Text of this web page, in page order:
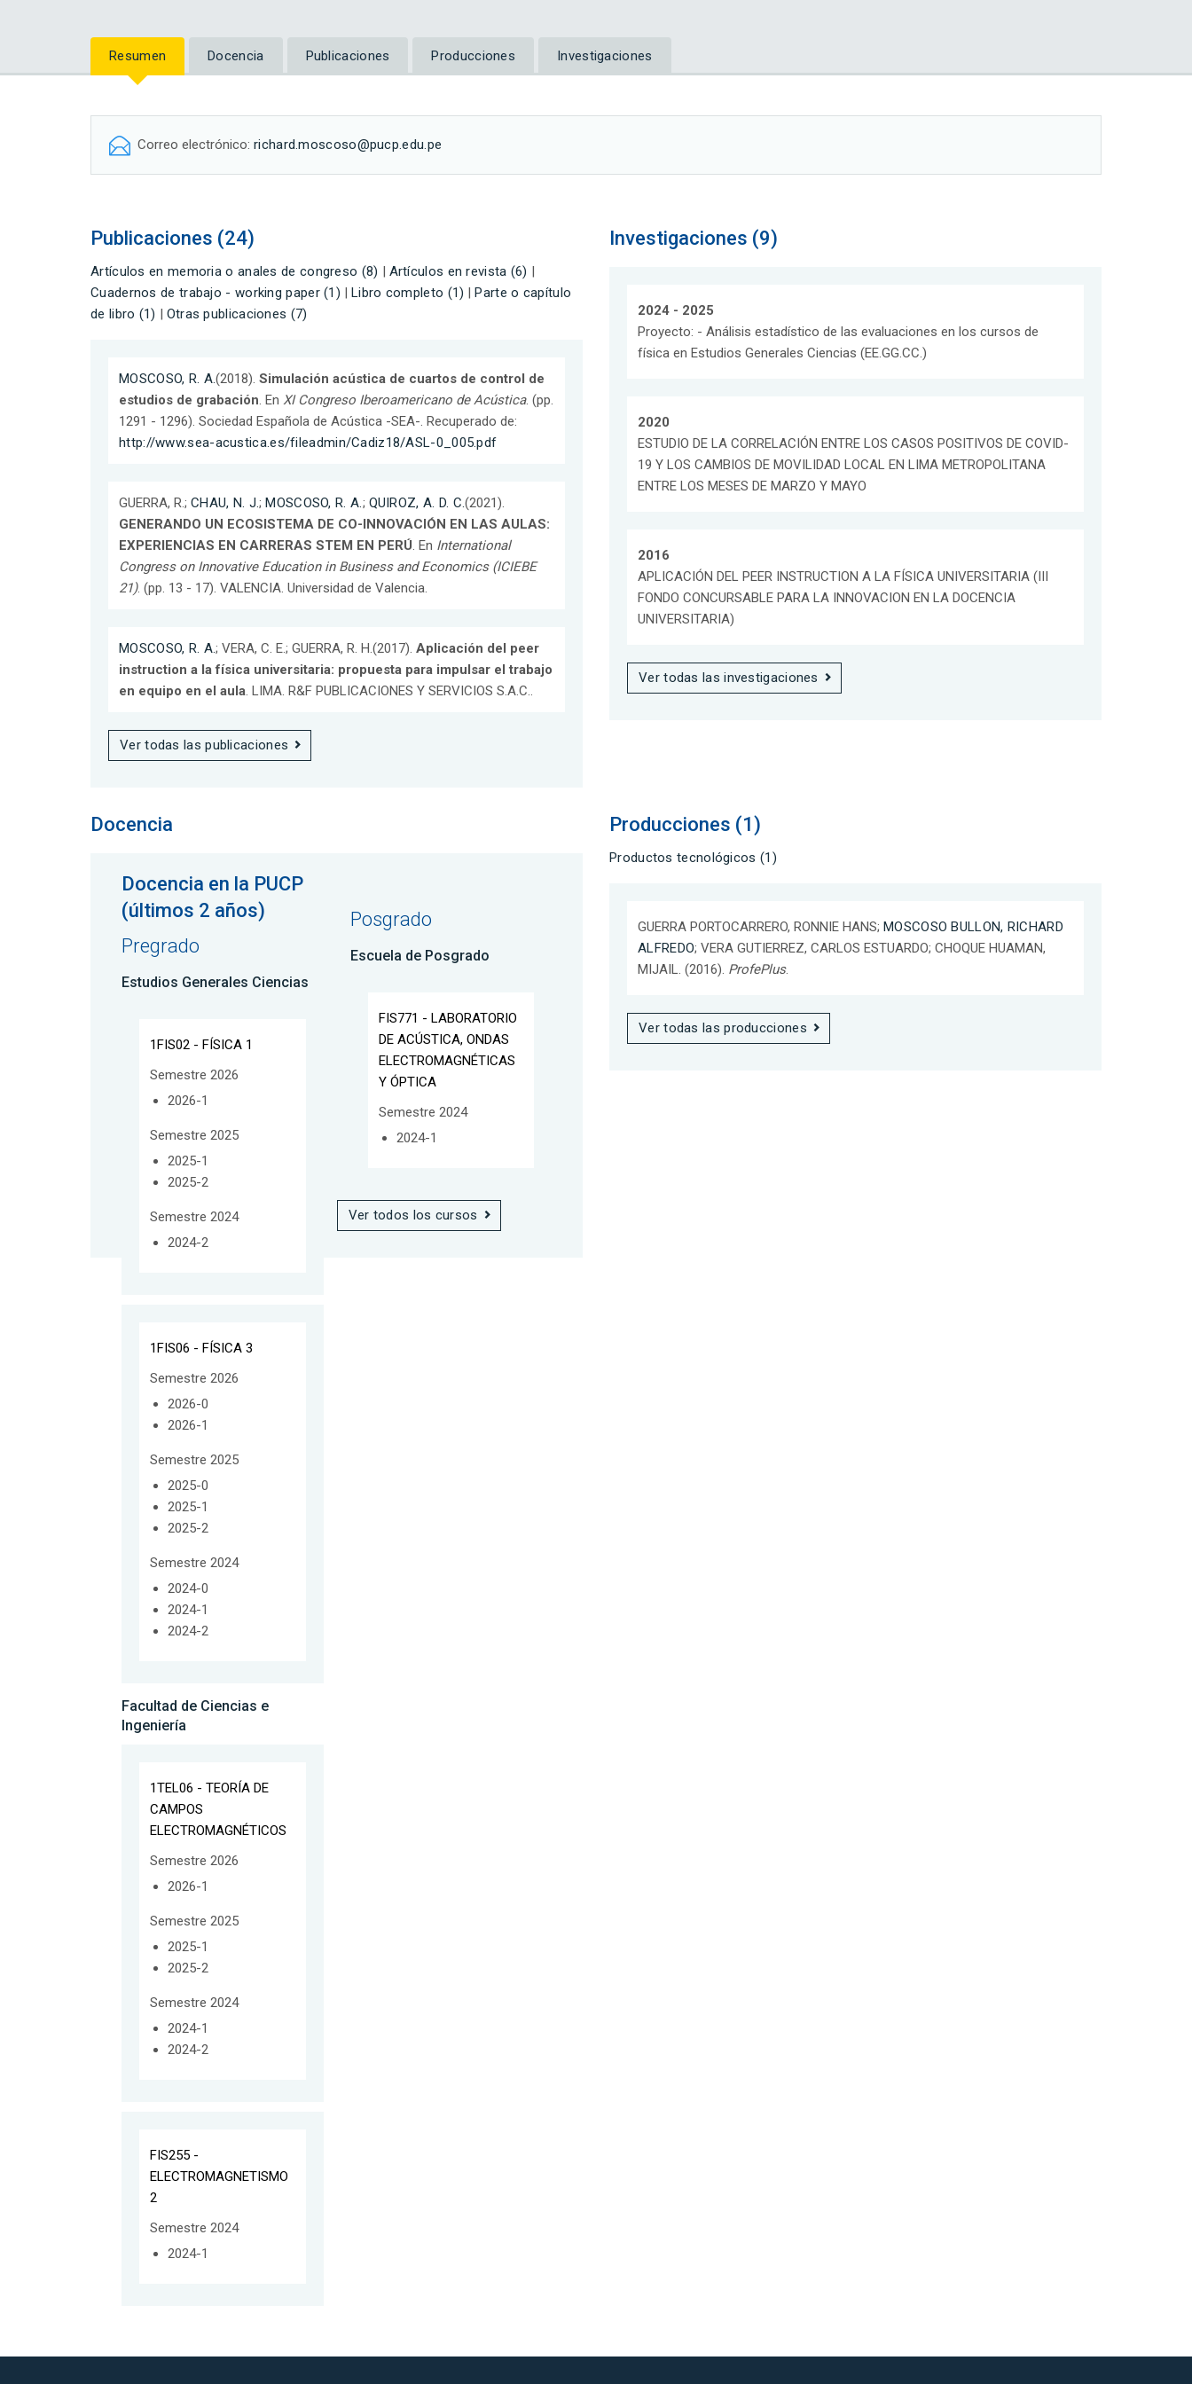
Resumen Docencia Publicaciones Producciones Investigaciones
Correo electrónico: richard.moscoso@pucp.edu.pe
Publicaciones (24)
Artículos en memoria o anales de congreso (8) | Artículos en revista (6) |
Cuadernos de trabajo - working paper (1) | Libro completo (1) |Parte o capítulo
de libro (1) | Otras publicaciones (7)
MOSCOSO, R. A.(2018).Simulación acústica de cuartos de control de
estudios de grabación . En XI Congreso Iberoamericano de Acústica. (pp.
1291 - 1296). Sociedad Española de Acústica -SEA-. Recuperado de:
http://www.sea-acustica.es/fileadmin/Cadiz18/ASL-0_005.pdf
GUERRA, R.; CHAU, N. J.;MOSCOSO, R. A. ; QUIROZ, A. D. C.(2021).
GENERANDO UN ECOSISTEMA DE CO-INNOVACIÓN EN LAS AULAS:
EXPERIENCIAS EN CARRERAS STEM EN PERÚ . En International
Congress on Innovative Education in Business and Economics (ICIEBE
21). (pp. 13 - 17). VALENCIA. Universidad de Valencia.
MOSCOSO, R. A.; VERA, C. E.; GUERRA, R. H.(2017).Aplicación del peer
instruction a la física universitaria: propuesta para impulsar el trabajo
en equipo en el aula . LIMA. R&F PUBLICACIONES Y SERVICIOS S.A.C..
Ver todas las publicaciones
Investigaciones (9)
2024 - 2025
Proyecto: - Análisis estadístico de las evaluaciones en los cursos de
física en Estudios Generales Ciencias (EE.GG.CC.)
2020
ESTUDIO DE LA CORRELACIÓN ENTRE LOS CASOS POSITIVOS DE COVID-
19 Y LOS CAMBIOS DE MOVILIDAD LOCAL EN LIMA METROPOLITANA
ENTRE LOS MESES DE MARZO Y MAYO
2016
APLICACIÓN DEL PEER INSTRUCTION A LA FÍSICA UNIVERSITARIA (III
FONDO CONCURSABLE PARA LA INNOVACION EN LA DOCENCIA
UNIVERSITARIA)
Ver todas las investigaciones
Docencia
Docencia en la PUCP
(últimos 2 años)
Pregrado
Estudios Generales Ciencias
1FIS02 - FÍSICA 1
Semestre 2026
2026-1
Semestre 2025
2025-1
2025-2
Semestre 2024
2024-2
1FIS06 - FÍSICA 3
Semestre 2026
2026-0
2026-1
Semestre 2025
2025-0
2025-1
2025-2
Semestre 2024
2024-0
2024-1
2024-2
Facultad de Ciencias e
Ingeniería
1TEL06 - TEORÍA DE
CAMPOS
ELECTROMAGNÉTICOS
Semestre 2026
2026-1
Semestre 2025
2025-1
2025-2
Semestre 2024
2024-1
2024-2
FIS255 -
ELECTROMAGNETISMO
2
Semestre 2024
2024-1
Posgrado
Escuela de Posgrado
FIS771 - LABORATORIO
DE ACÚSTICA, ONDAS
ELECTROMAGNÉTICAS
Y ÓPTICA
Semestre 2024
2024-1
Ver todos los cursos
Producciones (1)
Productos tecnológicos (1)
GUERRA PORTOCARRERO, RONNIE HANS; MOSCOSO BULLON, RICHARD
ALFREDO; VERA GUTIERREZ, CARLOS ESTUARDO; CHOQUE HUAMAN,
MIJAIL. (2016). ProfePlus.
Ver todas las producciones